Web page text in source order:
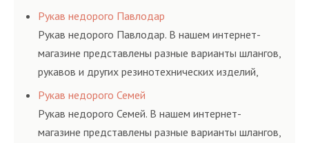
соответствующих ГОСТам, техническим условиям
и нормативам.
Рукав недорого Павлодар
Рукав недорого Павлодар. В нашем интернет-
магазине представлены разные варианты шлангов,
рукавов и других резинотехнических изделий,
соответствующих ГОСТам, техническим условиям
и нормативам.
Рукав недорого Семей
Рукав недорого Семей. В нашем интернет-
магазине представлены разные варианты шлангов,